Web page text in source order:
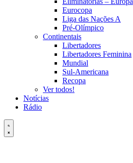
Eurocopa
Liga das Nações A
Pré-Olímpico
Continentais
Libertadores
Libertadores Feminina
Mundial
Sul-Americana
Recopa
Ver todos!
Notícias
Rádio